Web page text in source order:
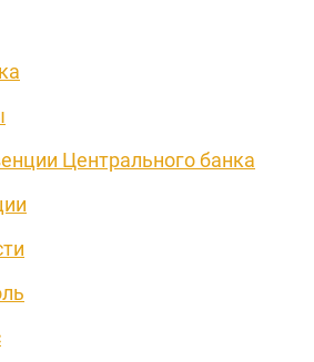
Центрального банка